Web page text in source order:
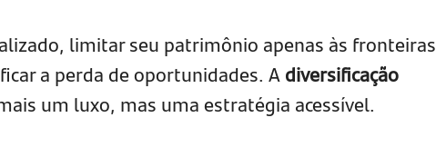
limitar seu patrimônio apenas às fronteiras
a perda de oportunidades. Adiversificação
um luxo, mas uma estratégia acessível.